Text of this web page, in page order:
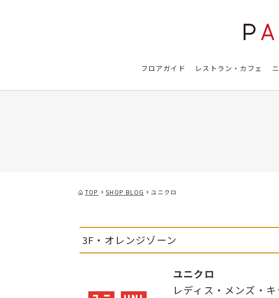
フロアガイド レストラン・カフェ
TOP SHOP BLOG ユニクロ
3F・オレンジゾーン
ユニクロ
レディス・メンズ・